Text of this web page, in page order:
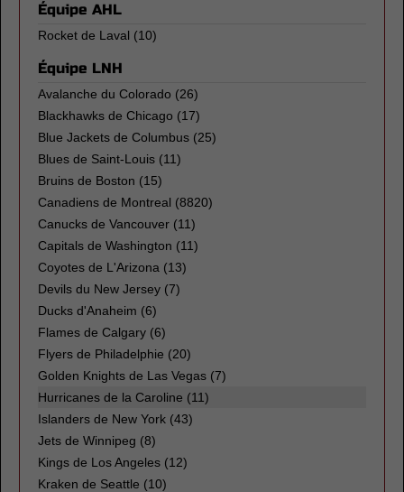
Équipe AHL
Rocket de Laval (10)
Équipe LNH
Avalanche du Colorado (26)
Blackhawks de Chicago (17)
Blue Jackets de Columbus (25)
Blues de Saint-Louis (11)
Bruins de Boston (15)
Canadiens de Montreal (8820)
Canucks de Vancouver (11)
Capitals de Washington (11)
Coyotes de L'Arizona (13)
Devils du New Jersey (7)
Ducks d'Anaheim (6)
Flames de Calgary (6)
Flyers de Philadelphie (20)
Golden Knights de Las Vegas (7)
Hurricanes de la Caroline (11)
Islanders de New York (43)
Jets de Winnipeg (8)
Kings de Los Angeles (12)
Kraken de Seattle (10)